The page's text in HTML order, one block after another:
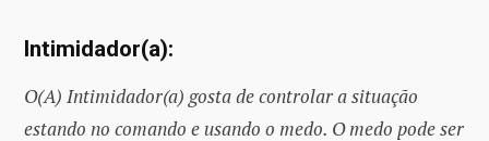
Intimidador(a):
O(A) Intimidador(a) gosta de controlar a situação
estando no comando e usando o medo. O medo pode ser